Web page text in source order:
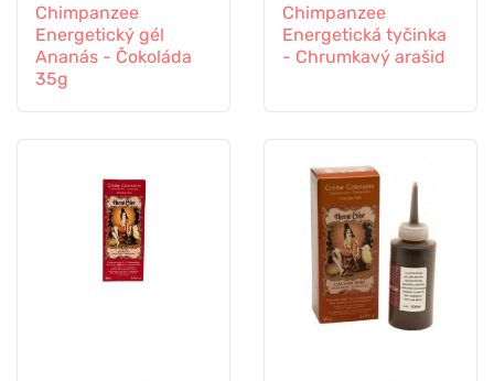
Chimpanzee
Energetický gél
Ananás - Čokoláda
35g
Chimpanzee
Energetická tyčinka
- Chrumkavý arašid